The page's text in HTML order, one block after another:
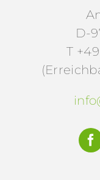
D-
T